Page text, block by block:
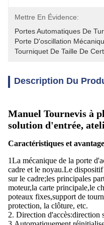
Mettre En Évidence:
Portes Automatiques De
Porte D'oscillation
Tourniquet De Taille De
Description Du
Manuel Tournevis à
solution d'entrée,
Caractéristiques et
1La mécanique de la porte
cadre et le noyau.Le
sur le cadre;les principales
moteur,la carte principale,le
poteaux fixes,support de
protection, la clôture, etc.
2. Direction